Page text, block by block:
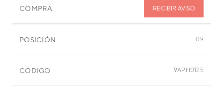
COMPRA RECIBIR AVISO
POSICIÓN 09
CÓDIGO 9APH0125